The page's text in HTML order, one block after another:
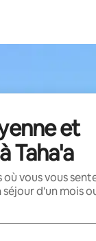
et
Taha'a
vous vous
d'un mois